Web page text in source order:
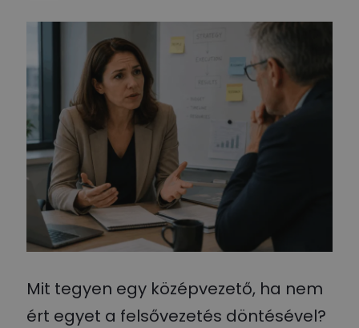
Mit tegyen egy középvezető, ha nem
ért egyet a felsővezetés döntésével?